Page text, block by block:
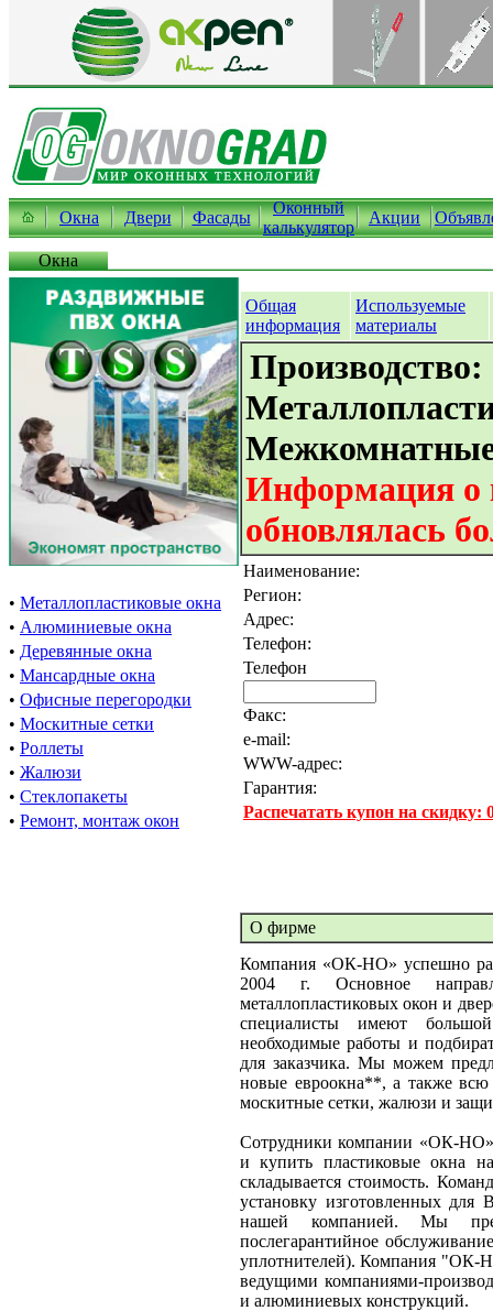
Окна Двери Фасады
Оконный
калькулятор
Акции
Окна
• Металлопластиковые окна
• Алюминиевые окна
• Деревянные окна
• Мансардные окна
• Офисные перегородки
• Москитные сетки
• Роллеты
• Жалюзи
• Стеклопакеты
• Ремонт, монтаж окон
Общая
информация
Используемые
материалы
Производство:
Информация о
обновлялась
Наименование:
Регион:
Адрес:
Телефон:
Телефон
Факс:
e-mail:
WWW-адрес:
Гарантия:
Распечатать купон на скидку:
О фирме
Компания «ОК-НО» успешно
2004 г. Основное
металлопластиковых окон и
специалисты имеют
необходимые работы и
для заказчика. Мы можем
новые евроокна**, а также
москитные сетки, жалюзи и
Сотрудники компании «ОК-НО»
и купить пластиковые окна
складывается стоимость.
установку изготовленных для
нашей компанией. Мы
послегарантийное
уплотнителей). Компания "ОК-
ведущими компаниями-
и алюминиевых конструкций.